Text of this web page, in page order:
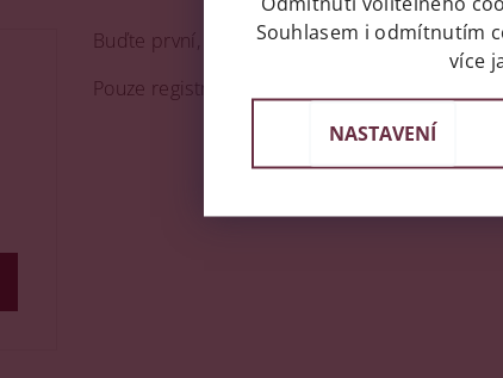
Buďte první, kdo napíše příspěvek k této
Pouze registrovaní uživatelé mohou vkládat
Souhlasem i odmítnutím
více
NASTAVENÍ